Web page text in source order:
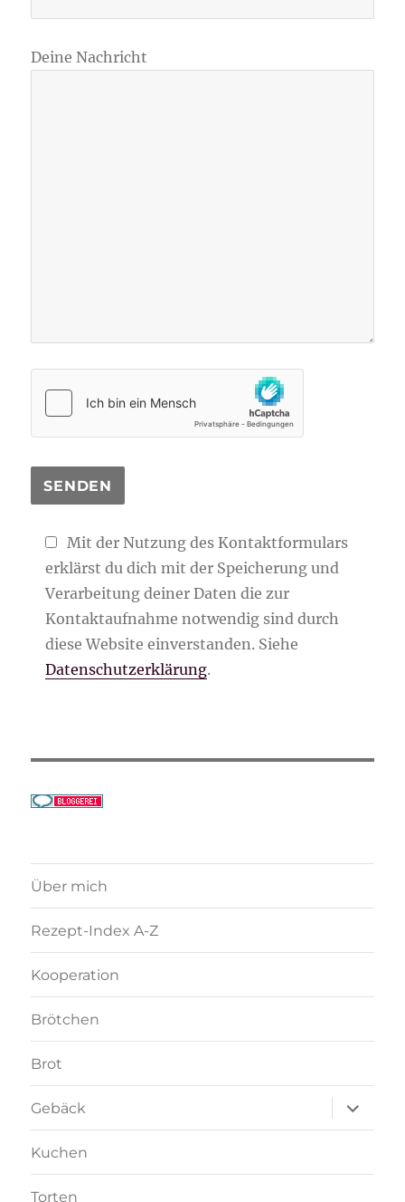
Deine Nachricht
Mit der Nutzung des Kontaktformulars
erklärst du dich mit der Speicherung und
Verarbeitung deiner Daten die zur
Kontaktaufnahme notwendig sind durch
diese Website einverstanden. Siehe
Datenschutzerklärung.
Über mich
Rezept-Index A-Z
Kooperation
Brötchen
Brot
Gebäck
anzeigen
Kuchen
Torten